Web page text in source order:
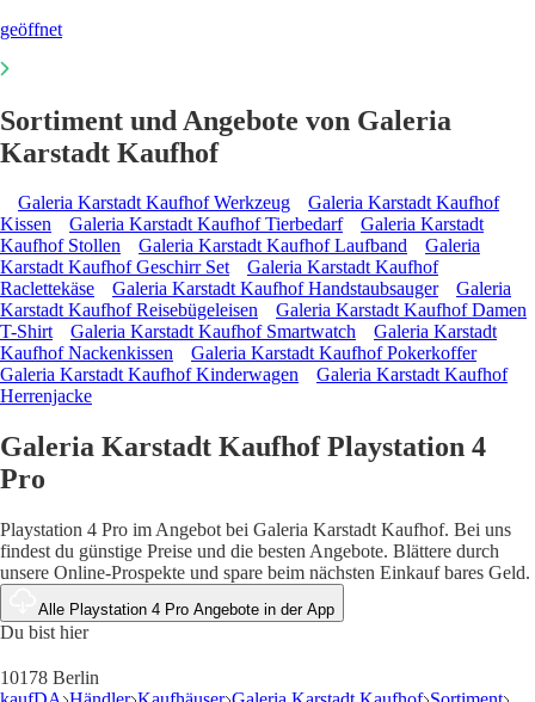
geöffnet
Sortiment und Angebote von Galeria
Karstadt Kaufhof
Galeria Karstadt Kaufhof Werkzeug
Galeria Karstadt Kaufhof
Kissen
Galeria Karstadt Kaufhof Tierbedarf
Galeria Karstadt
Kaufhof Stollen
Galeria Karstadt Kaufhof Laufband
Galeria
Karstadt Kaufhof Geschirr Set
Galeria Karstadt Kaufhof
Raclettekäse
Galeria Karstadt Kaufhof Handstaubsauger
Galeria
Karstadt Kaufhof Reisebügeleisen
Galeria Karstadt Kaufhof Damen
T-Shirt
Galeria Karstadt Kaufhof Smartwatch
Galeria Karstadt
Kaufhof Nackenkissen
Galeria Karstadt Kaufhof Pokerkoffer
Galeria Karstadt Kaufhof Kinderwagen
Galeria Karstadt Kaufhof
Herrenjacke
Galeria Karstadt Kaufhof Playstation 4
Pro
Playstation 4 Pro im Angebot bei Galeria Karstadt Kaufhof. Bei uns
findest du günstige Preise und die besten Angebote. Blättere durch
unsere Online-Prospekte und spare beim nächsten Einkauf bares Geld.
Alle Playstation 4 Pro Angebote in der App
Du bist hier
10178 Berlin